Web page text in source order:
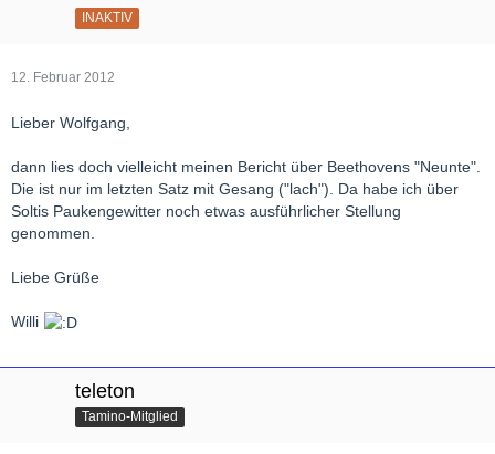
INAKTIV
12. Februar 2012
Lieber Wolfgang,
dann lies doch vielleicht meinen Bericht über Beethovens "Neunte".
Die ist nur im letzten Satz mit Gesang ("lach"). Da habe ich über
Soltis Paukengewitter noch etwas ausführlicher Stellung
genommen.
Liebe Grüße
Willi
teleton
Tamino-Mitglied